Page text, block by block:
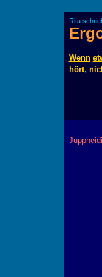
Rita
Wenn
hört,